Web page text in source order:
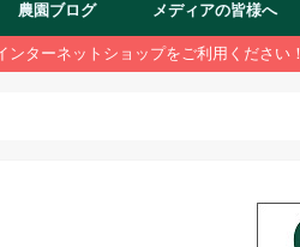
農園ブログ メディアの皆様へ
ターネットショップをご利用ください！